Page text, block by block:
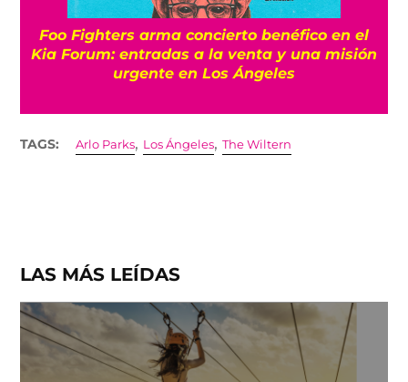
Foo Fighters arma concierto benéfico en el
Kia Forum: entradas a la venta y una misión
urgente en Los Ángeles
TAGS: Arlo Parks, Los Ángeles,The Wiltern
LAS MÁS LEÍDAS